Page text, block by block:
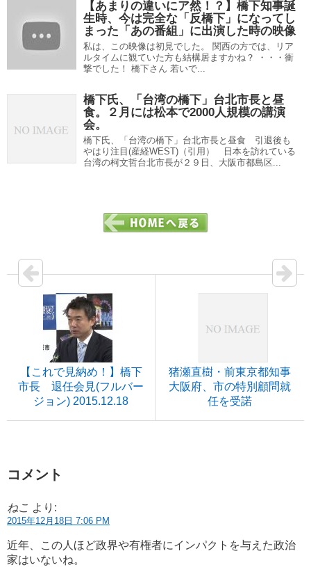
【あまりの違いにア然！？】橋下知事誕
生時、今は完全な「反橋下」になってし
まった「あの番組」に出演した時の映像
私は、この映像は初見でした。 関西の方では、リア
ルタイムに観ていた方も結構居ますかね？ ・・・衝
撃でした！ 橋下さん 若いで...
橋下氏、「台湾の橋下」台北市長と昼
食。２月には松本で2000人規模の講演
会。
橋下氏、「台湾の橋下」台北市長と昼食 引退後も
やはり注目(産経WEST)（引用） 日本を訪れている
台湾の柯文哲台北市長が２９日、大阪市都島区...
【これで見納め！】橋下
市長 退任会見(フルバー
ジョン) 2015.12.18
猪瀬直樹・前東京都知事
大阪府、市の特別顧問就
任を受諾
コメント
ねこ より:
2015年12月18日 7:06 PM
近年、この人ほど政界や有権者にインパクトを与えた政治
家はいないね。